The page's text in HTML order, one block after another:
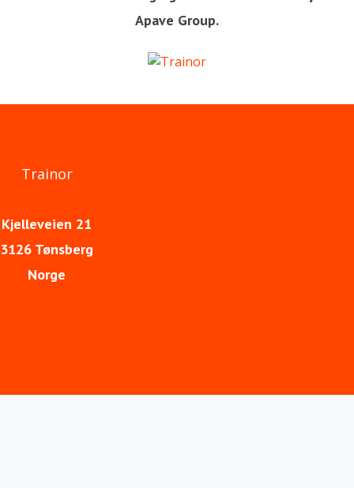
Apave Group.
Trainor
Kjelleveien 21
3126 Tønsberg
Norge